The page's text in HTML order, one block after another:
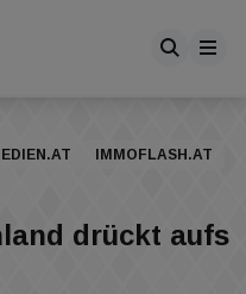
IMMOFLASH.AT
drückt aufs